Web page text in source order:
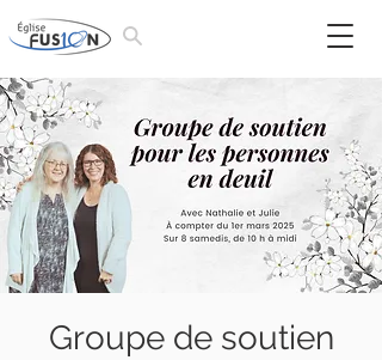
Groupe de soutien